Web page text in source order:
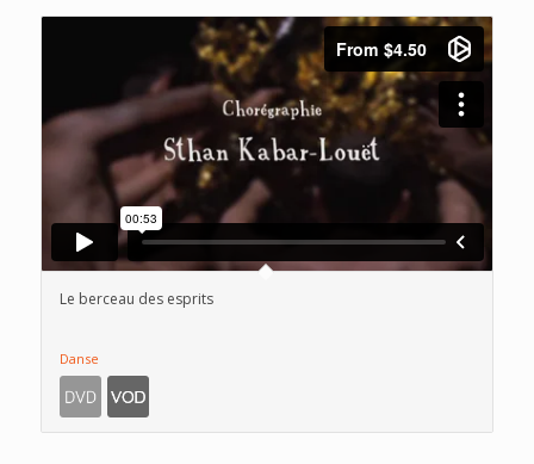
Le berceau des esprits
Danse